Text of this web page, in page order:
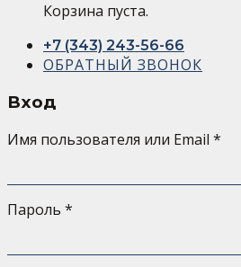
Корзина пуста.
+7 (343) 243-56-66
ОБРАТНЫЙ ЗВОНОК
Вход
Имя пользователя или Email *
Пароль *